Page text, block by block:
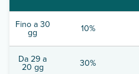
Fino a 30
gg 10%
Da 29 a
20 gg 30%